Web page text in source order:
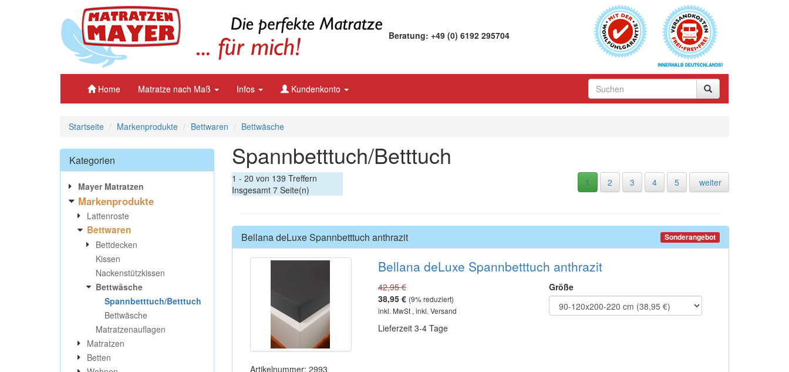
Beratung: +49 (0) 6192 295704
Home Matratze nach Maß Infos Kundenkonto
Startseite Markenprodukte Bettwaren Bettwäsche
Spannbetttuch/Betttuch
1 - 20 von 139 Treffern
Insgesamt 7 Seite(n)
1 2 3 4 5 weiter
Bellana deLuxe Spannbetttuch anthrazit Sonderangebot
Artikelnummer: 2993
Bellana deLuxe Spannbetttuch anthrazit
42,95 €
38,95 € (9% reduziert)
inkl. MwSt , inkl. Versand
Lieferzeit 3-4 Tage
Größe
Kategorien
Mayer Matratzen
Markenprodukte
Lattenroste
Bettwaren
Bettdecken
Kissen
Nackenstützkissen
Bettwäsche
Spannbetttuch/Betttuch
Bettwäsche
Matratzenauflagen
Matratzen
Betten